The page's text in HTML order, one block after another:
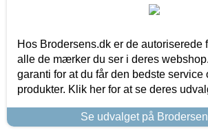
Hos Brodersens.dk er de autoriserede
alle de mærker du ser i deres
garanti for at du får den bedste service
produkter. Klik her for at se deres
Se udvalget på